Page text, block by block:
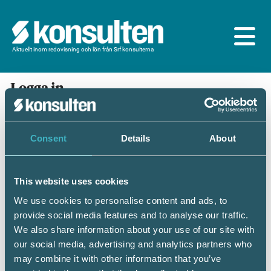
Consent Details About
This website uses cookies
We use cookies to personalise content and ads, to
provide social media features and to analyse our traffic.
We also share information about your use of our site with
our social media, advertising and analytics partners who
may combine it with other information that you’ve
Aktuellt inom redovisning och lön från Srf konsulterna
Logga in
En prenumeration ingår för dig som är
medlem/ansluten till Srf konsulterna. Du loggar in
med BankID eller samma lösenord som du har på
Mobilt BankID
Personnummer(ÅÅÅÅMMDDNNNN)